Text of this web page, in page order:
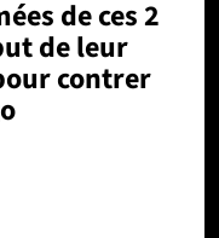
de ces 2
de leur
contrer